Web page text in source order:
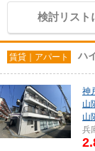
検討リスト
賃貸｜アパート ハ
神
山
山
兵